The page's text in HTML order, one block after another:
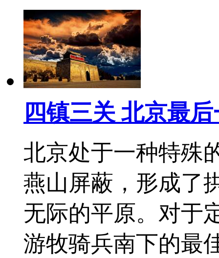
四镇三关 北京最
北京处于一种特殊
燕山屏蔽，形成了
无际的平原。对于
游牧骑兵南下的